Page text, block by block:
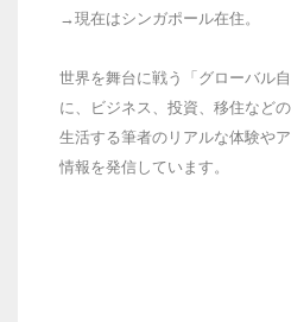
→現在はシンガポール在住。
世界を舞台に戦う「グローバル
に、ビジネス、投資、移住など
生活する筆者のリアルな体験や
情報を発信しています。